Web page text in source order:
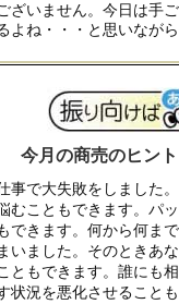
ざいません。今日は手
よね・・・と思いなが
今月の商売のヒン
事で大失敗をしました
むこともできます。パ
できます。何から何ま
いました。そのときあ
ともできます。誰にも
状況を悪化させること